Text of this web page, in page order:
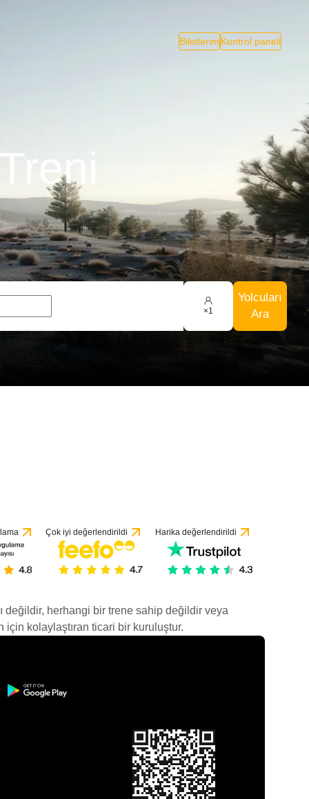
Biletlerim Kontrol paneli
×1
Yolcuları
Ara
Çok iyi değerlendirildi Harika değerlendirildi
değildir, herhangi bir trene sahip değildir veya
kolaylaştıran ticari bir kuruluştur.